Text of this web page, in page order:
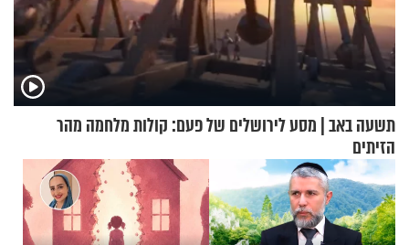
תשעה באב | מסע לירושלים של פעם: קולות מלחמה מהר
הזיתים